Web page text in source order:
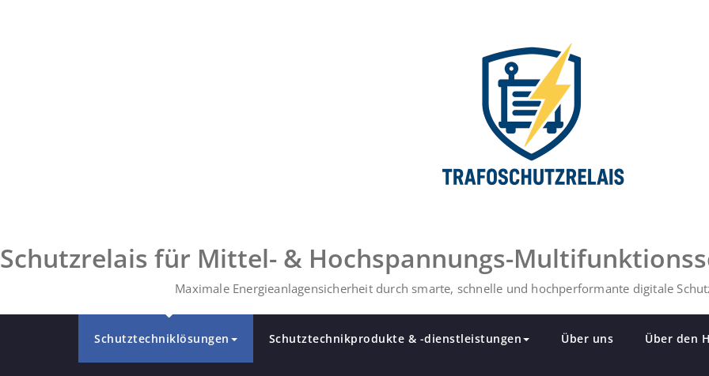
Schutzrelais für Mittel- & Hochspannungs-
Maximale Energieanlagensicherheit durch smarte, schnelle und hochperformante digitale
Schutztechniklösungen Schutztechnikprodukte & -dienstleistungen Über uns Über den